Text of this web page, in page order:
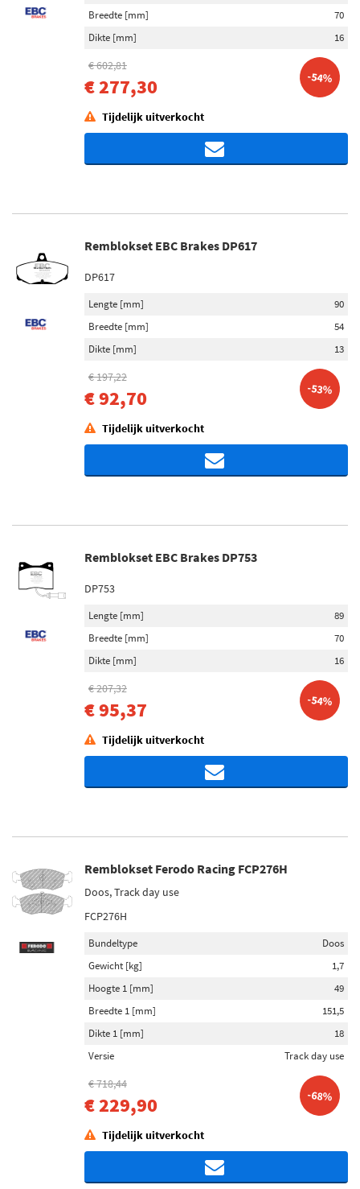
Breedte [mm]
70
Dikte [mm]
16
€ 602,81
€ 277,30 -54%
Tijdelijk uitverkocht
Remblokset EBC Brakes DP617
DP617
Lengte [mm]
90
Breedte [mm]
54
Dikte [mm]
13
€ 197,22
€ 92,70 -53%
Tijdelijk uitverkocht
Remblokset EBC Brakes DP753
DP753
Lengte [mm]
89
Breedte [mm]
70
Dikte [mm]
16
€ 207,32
€ 95,37 -54%
Tijdelijk uitverkocht
Remblokset Ferodo Racing FCP276H
Doos, Track day use
FCP276H
Bundeltype
Doos
Gewicht [kg]
1,7
Hoogte 1 [mm]
49
Breedte 1 [mm]
151,5
Dikte 1 [mm]
18
Versie
Track day use
€ 718,44
€ 229,90 -68%
Tijdelijk uitverkocht